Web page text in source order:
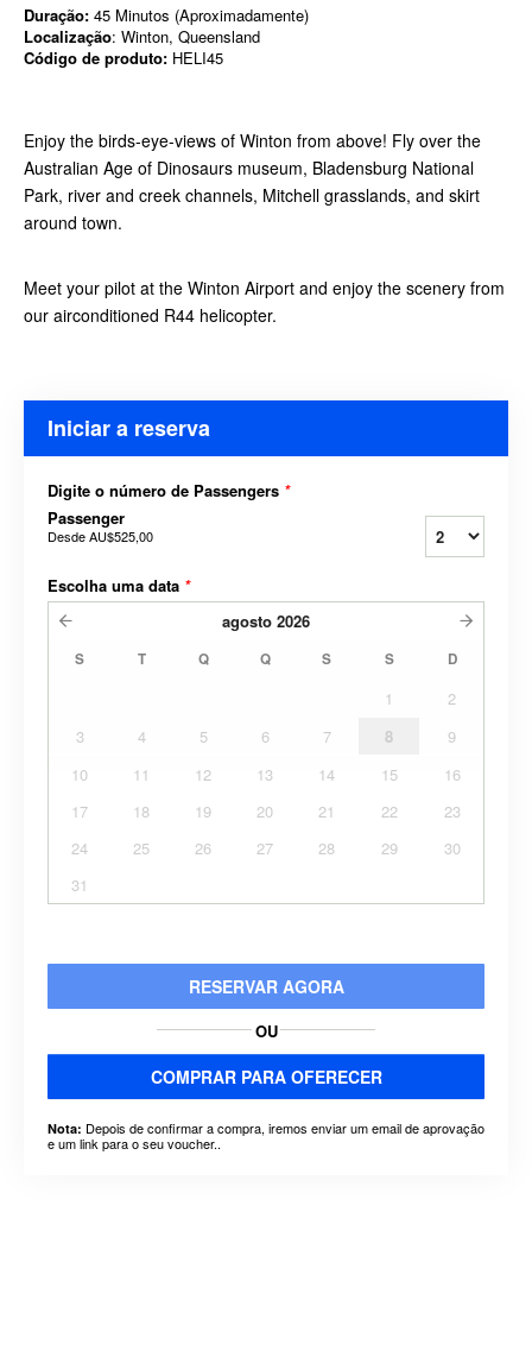
Duração: 45 Minutos (Aproximadamente)
Localização: Winton, Queensland
Código de produto: HELI45
Enjoy the birds-eye-views of Winton from above! Fly over the
Australian Age of Dinosaurs museum, Bladensburg National
Park, river and creek channels, Mitchell grasslands, and skirt
around town.
Meet your pilot at the Winton Airport and enjoy the scenery from
our airconditioned R44 helicopter.
Iniciar a reserva
Digite o número de Passengers *
Passenger
DesdeAU$525,00
Escolha uma data *
agosto 2026
S T Q Q S S D
1
2
3
4 5 6 7 8
9
10
11 12 13 14 15
16
17
18 19 20 21 22
23
24
25 26 27 28 29
30
31
RESERVAR AGORA
OU
COMPRAR PARA OFERECER
Nota: Depois de confirmar a compra, iremos enviar um email de aprovação
e um link para o seu voucher..